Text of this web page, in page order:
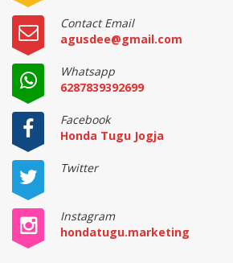
Contact Email
agusdee@gmail.com
Whatsapp
6287839392699
Facebook
Honda Tugu Jogja
Twitter
Instagram
hondatugu.marketing